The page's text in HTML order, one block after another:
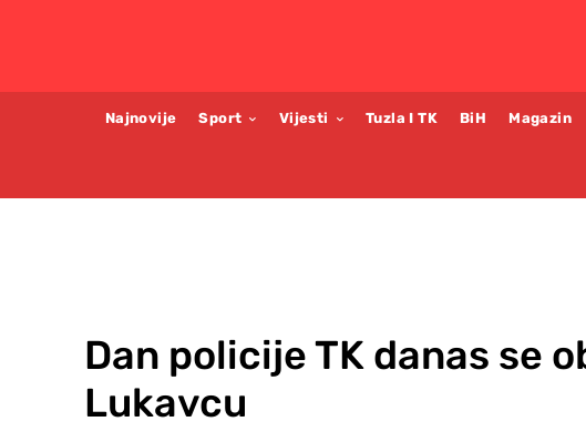
Najnovije Sport Vijesti Tuzla I TK BiH Magazin
Dan policije TK danas se
Lukavcu